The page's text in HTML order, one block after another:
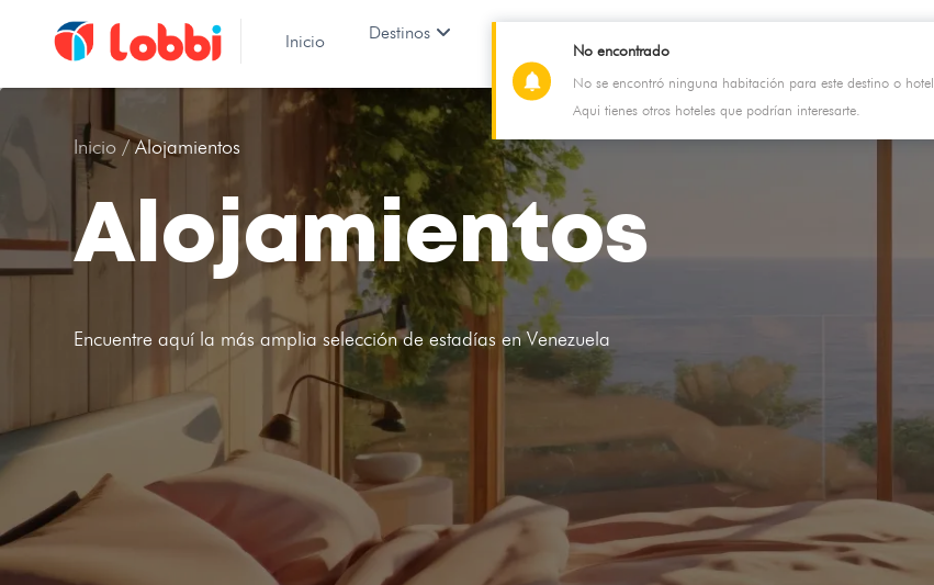
Inicio Destinos Soporte
Inicio /Alojamientos
Alojamientos
Encuentre aquí la más amplia selección de estadías en Venezuela
No encontrado
No se encontró ninguna habitación para este destino o hotel.
Aqui tienes otros hoteles que podrían interesarte.